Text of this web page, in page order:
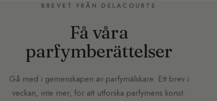
BREVET FRÅN DELACOURTE
Få våra
parfymberättelser
Gå med i gemenskapen av parfymälskare. Ett brev i
veckan, inte mer, för att utforska parfymens konst.